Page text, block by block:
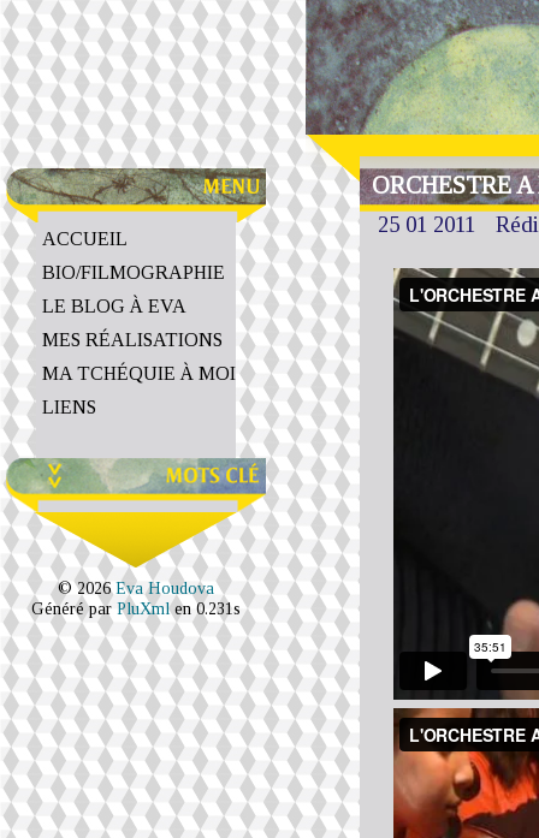
ORCHESTRE
25 01 2011
ACCUEIL
BIO/FILMOGRAPHIE
LE BLOG À EVA
MES RÉALISATIONS
MA TCHÉQUIE À MOI
LIENS
© 2026Eva Houdova
Généré par PluXmlen 0.231s